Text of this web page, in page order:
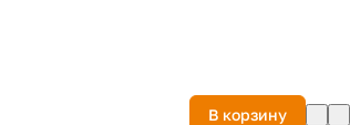
В корзину